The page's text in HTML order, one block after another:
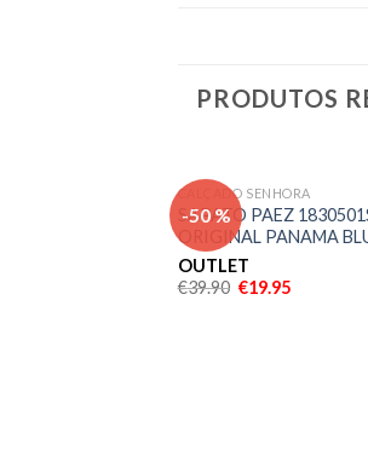
PRODUTOS
-50 %
CALÇADO SENHORA
SAPATO PAEZ
ORIGINAL PANAMA
OUTLET
€39.90 €19.95